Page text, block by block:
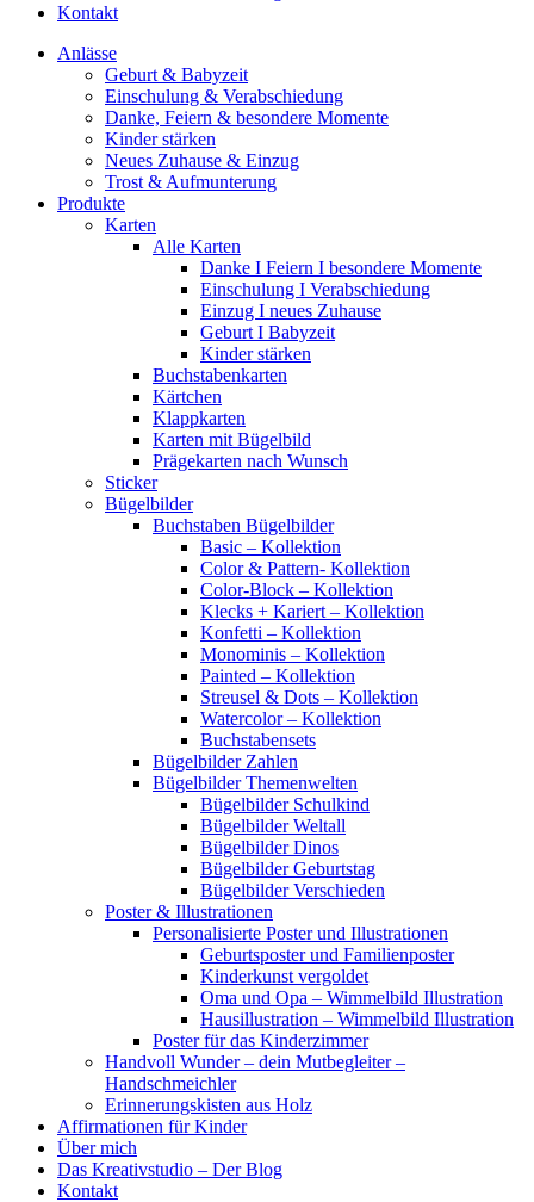
Kontakt
Anlässe
Geburt & Babyzeit
Einschulung & Verabschiedung
Danke, Feiern & besondere Momente
Kinder stärken
Neues Zuhause & Einzug
Trost & Aufmunterung
Produkte
Karten
Alle Karten
Danke I Feiern I besondere Momente
Einschulung I Verabschiedung
Einzug I neues Zuhause
Geburt I Babyzeit
Kinder stärken
Buchstabenkarten
Kärtchen
Klappkarten
Karten mit Bügelbild
Prägekarten nach Wunsch
Sticker
Bügelbilder
Buchstaben Bügelbilder
Basic – Kollektion
Color & Pattern- Kollektion
Color-Block – Kollektion
Klecks + Kariert – Kollektion
Konfetti – Kollektion
Monominis – Kollektion
Painted – Kollektion
Streusel & Dots – Kollektion
Watercolor – Kollektion
Buchstabensets
Bügelbilder Zahlen
Bügelbilder Themenwelten
Bügelbilder Schulkind
Bügelbilder Weltall
Bügelbilder Dinos
Bügelbilder Geburtstag
Bügelbilder Verschieden
Poster & Illustrationen
Personalisierte Poster und Illustrationen
Geburtsposter und Familienposter
Kinderkunst vergoldet
Oma und Opa – Wimmelbild Illustration
Hausillustration – Wimmelbild Illustration
Poster für das Kinderzimmer
Handvoll Wunder – dein Mutbegleiter –
Handschmeichler
Erinnerungskisten aus Holz
Affirmationen für Kinder
Über mich
Das Kreativstudio – Der Blog
Kontakt